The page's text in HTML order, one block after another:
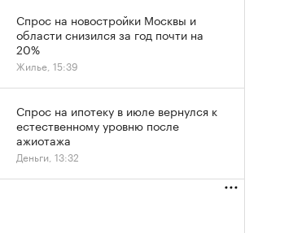
Спрос на новостройки Москвы и
области снизился за год почти на
20%
Жилье, 15:39
Спрос на ипотеку в июле вернулся к
естественному уровню после
ажиотажа
Деньги, 13:32